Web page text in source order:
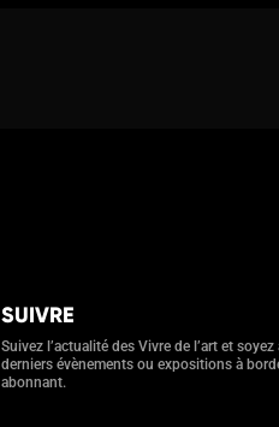
SUIVRE
Suivez l’actualité des Vivre de l’art et
derniers évènements ou expositions à
abonnant.